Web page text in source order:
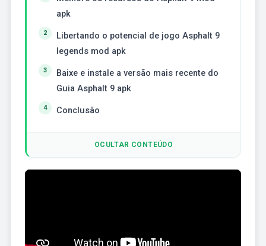
apk
Libertando o potencial de jogo Asphalt 9
legends mod apk
Baixe e instale a versão mais recente do
Guia Asphalt 9 apk
Conclusão
OCULTAR CONTEÚDO